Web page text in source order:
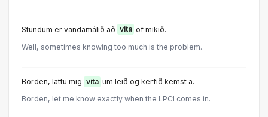
Stundum er vandamálið að vita of mikið.
Well, sometimes knowing too much is the problem.
Borden, lattu mig vita um leið og kerfið kemst a.
Borden, let me know exactly when the LPCI comes in.